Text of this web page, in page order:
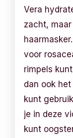
Vera
zacht,
voor
rimpels
dan ook
kunt
je in deze
kunt